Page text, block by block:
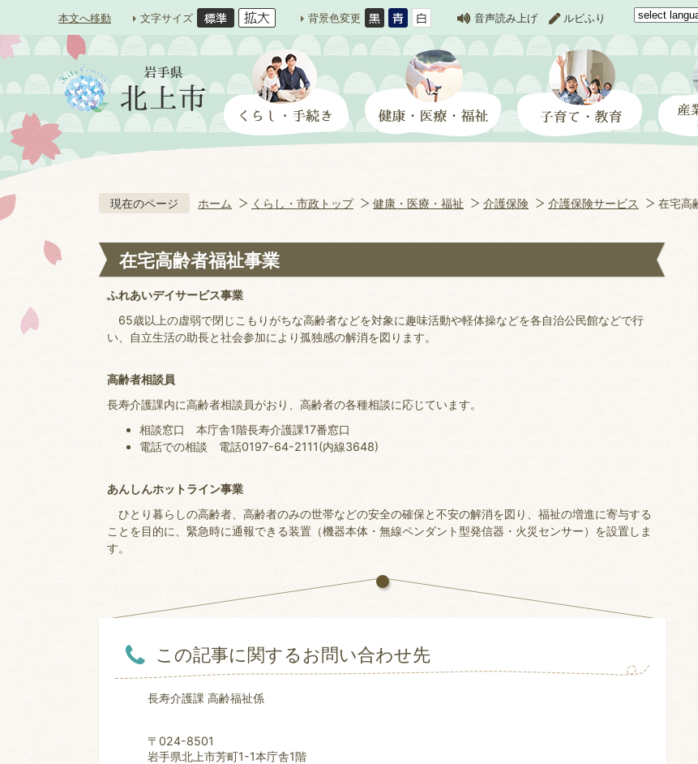
本文へ移動 文字サイズ 背景色変更 音声読み上げ ルビふり
現在のページ ホーム くらし・市政トップ 健康・医療・福祉 介護保険 介護保険サービス 在宅高
在宅高齢者福祉事業
ふれあいデイサービス事業
65歳以上の虚弱で閉じこもりがちな高齢者などを対象に趣味活動や軽体操などを各自治公民館などで行
い、自立生活の助長と社会参加により孤独感の解消を図ります。
高齢者相談員
長寿介護課内に高齢者相談員がおり、高齢者の各種相談に応じています。
相談窓口 本庁舎1階長寿介護課17番窓口
電話での相談 電話0197-64-2111(内線3648)
あんしんホットライン事業
ひとり暮らしの高齢者、高齢者のみの世帯などの安全の確保と不安の解消を図り、福祉の増進に寄与する
ことを目的に、緊急時に通報できる装置（機器本体・無線ペンダント型発信器・火災センサー）を設置しま
す。
この記事に関するお問い合わせ先
長寿介護課 高齢福祉係
〒024-8501
岩手県北上市芳町1-1本庁舎1階